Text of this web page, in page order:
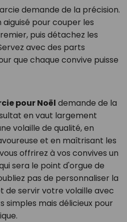
demande de la précision.
aiguisé pour couper les
puis détachez les
avec des parts
que chaque convive puisse
pour Noël demande de la
en vaut largement
volaille de qualité, en
et en maîtrisant les
offrirez à vos convives un
sera le point d'orgue de
pas de personnaliser la
de servir votre volaille avec
mais délicieux pour